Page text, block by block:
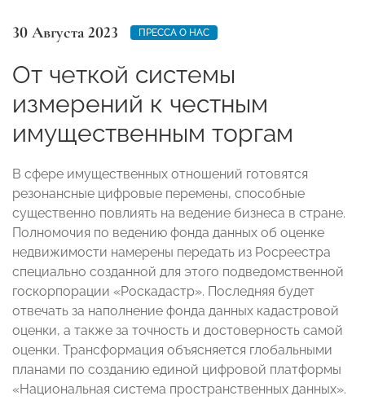
30 Августа 2023 ПРЕССА О НАС
От четкой системы
измерений к честным
имущественным торгам
В сфере имущественных отношений готовятся
резонансные цифровые перемены, способные
существенно повлиять на ведение бизнеса в стране.
Полномочия по ведению фонда данных об оценке
недвижимости намерены передать из Росреестра
специально созданной для этого подведомственной
госкорпорации «Роскадастр». Последняя будет
отвечать за наполнение фонда данных кадастровой
оценки, а также за точность и достоверность самой
оценки. Трансформация объясняется глобальными
планами по созданию единой цифровой платформы
«Национальная система пространственных данных».